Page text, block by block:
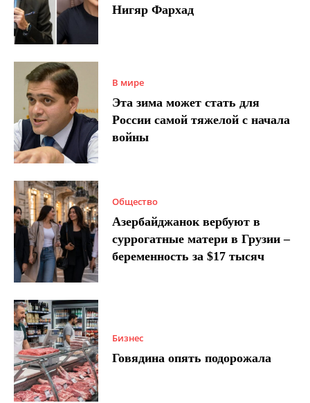
Нигяр Фархад
В мире
Эта зима может стать для
России самой тяжелой с начала
войны
Общество
Азербайджанок вербуют в
суррогатные матери в Грузии –
беременность за $17 тысяч
Бизнес
Говядина опять подорожала